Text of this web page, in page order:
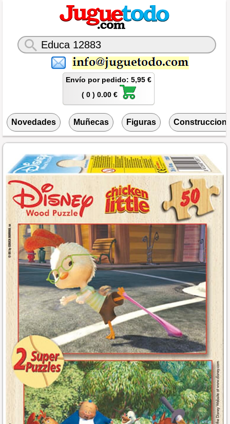
Envío por pedido: 5,95 €
( 0 ) 0.00 €
Novedades Muñecas Figuras